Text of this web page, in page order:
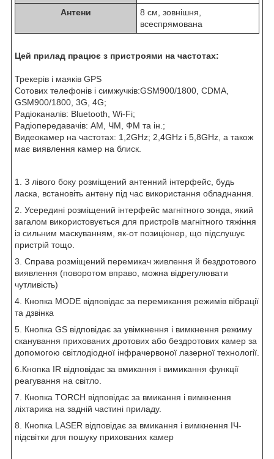
Антени
8 см, зовнішня,
всеспрямована
Цей прилад працює з пристроями на частотах:
Трекерів і маяків GPS
Сотових телефонів і симжучків:GSM900/1800, CDMA,
GSM900/1800, 3G, 4G;
Радіоканалів: Bluetooth, Wi-Fi;
Радіопередавачів: АМ, ЧМ, ФМ та ін.;
Видеокамер на частотах: 1,2GHz; 2,4GHz і 5,8GHz, а також
має виявлення камер на блиск.
1. З лівого боку розміщений антенний інтерфейс, будь
ласка, встановіть антену під час використання обладнання.
2. Усередині розміщений інтерфейс магнітного зонда, який
загалом використовується для пристроїв магнітного тяжіння
із сильним маскуванням, як-от позиціонер, що підслушує
пристрій тощо.
3. Справа розміщений перемикач живлення й бездротового
виявлення (поворотом вправо, можна відрегулювати
чутливість)
4. Кнопка MODE відповідає за перемикання режимів вібрації
та дзвінка
5. Кнопка GS відповідає за увімкнення і вимкнення режиму
сканування прихованих дротових або бездротових камер за
допомогою світлодіодної інфрачервоної лазерної технології.
6.Кнопка IR відповідає за вмикання і вимикання функції
реагування на світло.
7. Кнопка TORCH відповідає за вмикання і вимкнення
ліхтарика на задній частині приладу.
8. Кнопка LASER відповідає за вмикання і вимкнення ІЧ-
підсвітки для пошуку прихованих камер